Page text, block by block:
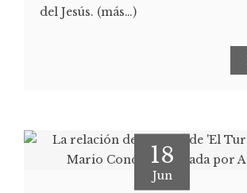
del Jesús. (más…)
18
Jun